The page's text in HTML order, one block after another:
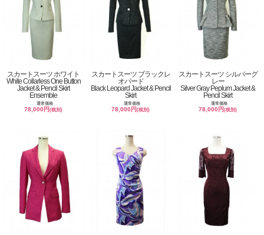
スカートスーツ ホワイト
White Collarless One Button
Jacket & Pencil Skirt
Ensemble
通常価格
78,000円(税別)
スカートスーツ ブラックレ
オパード
Black Leopard Jacket & Pencil
Skirt
通常価格
78,000円(税別)
スカートスーツ シルバーグ
レー
Silver Gray Peplum Jacket &
Pencil Skirt
通常価格
78,000円(税別)